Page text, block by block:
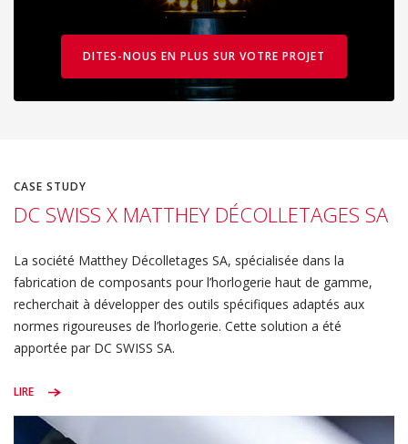
DITES-NOUS EN PLUS SUR VOTRE PROJET
CASE STUDY
DC SWISS X MATTHEY DÉCOLLETAGES SA
La société Matthey Décolletages SA, spécialisée dans la
fabrication de composants pour l’horlogerie haut de gamme,
recherchait à développer des outils spécifiques adaptés aux
normes rigoureuses de l’horlogerie. Cette solution a été
apportée par DC SWISS SA.
LIRE